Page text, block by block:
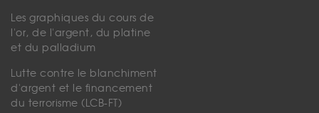
Les graphiques du cours de
l'or, de l'argent, du platine
et du palladium
Lutte contre le blanchiment
d'argent et le financement
du terrorisme (LCB-FT)